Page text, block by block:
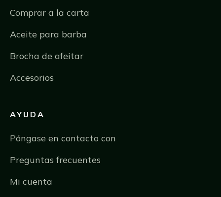
Comprar a la carta
Aceite para barba
Brocha de afeitar
Accesorios
AYUDA
Póngase en contacto con
Preguntas frecuentes
Mi cuenta